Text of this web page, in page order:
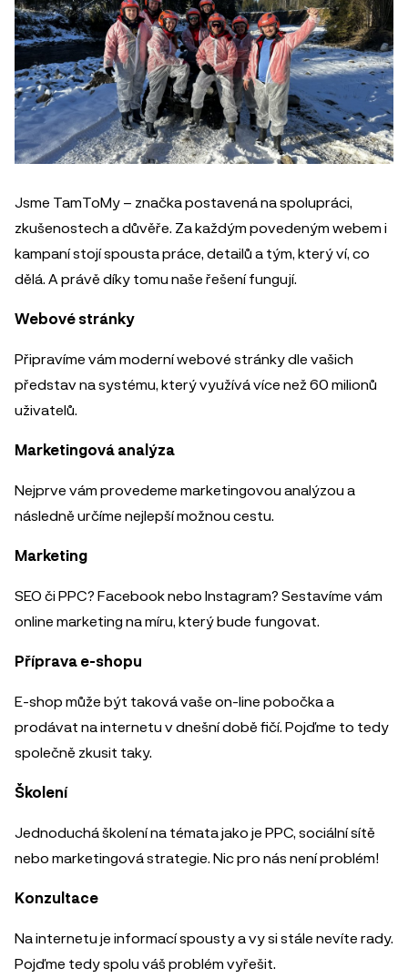
Jsme TamToMy – značka postavená na spolupráci,
zkušenostech a důvěře. Za každým povedeným webem i
kampaní stojí spousta práce, detailů a tým, který ví, co
dělá. A právě díky tomu naše řešení fungují.
Webové stránky
Připravíme vám moderní webové stránky dle vašich
představ na systému, který využívá více než 60 milionů
uživatelů.
Marketingová analýza
Nejprve vám provedeme marketingovou analýzou a
následně určíme nejlepší možnou cestu.
Marketing
SEO či PPC? Facebook nebo Instagram? Sestavíme vám
online marketing na míru, který bude fungovat.
Příprava e-shopu
E-shop může být taková vaše on-line pobočka a
prodávat na internetu v dnešní době fičí. Pojďme to tedy
společně zkusit taky.
Školení
Jednoduchá školení na témata jako je PPC, sociální sítě
nebo marketingová strategie. Nic pro nás není problém!
Konzultace
Na internetu je informací spousty a vy si stále nevíte rady.
Pojďme tedy spolu váš problém vyřešit.